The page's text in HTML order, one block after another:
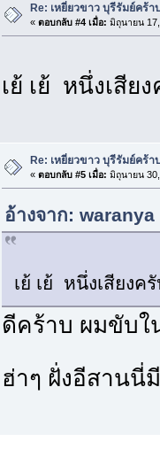
Re: เหยี่ยวขาว บุรีรัมย์คร้า
« ตอบกลับ #4 เมื่อ: มิถุนายน
เย้ เย้ หนึ่งเสีย
Re: เหยี่ยวขาว บุรีรัมย์คร้า
« ตอบกลับ #5 เมื่อ: มิถุนายน
อ้างจาก:
เย้ เย้ หนึ่งเสียงค
ดีคร้าบ ผมขับใ
ฮ่าๆ ฝั่งอีสาน